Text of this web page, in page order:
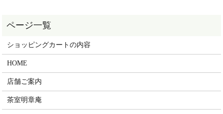
ショッピングカートの内容
HOME
店舗ご案内
茶室明章庵